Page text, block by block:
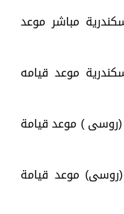
الإسكندرية مباشر موعد
الإسكندرية موعد قيامه
(روسى ) موعد قيامة
(روسى) موعد قيامة